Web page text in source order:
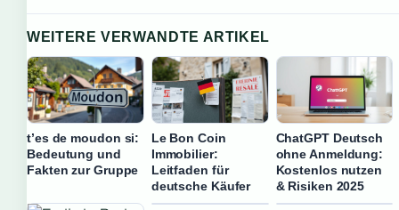
WEITERE VERWANDTE ARTIKEL
t’es de moudon si:
Bedeutung und
Fakten zur Gruppe
Le Bon Coin
Immobilier:
Leitfaden für
deutsche Käufer
ChatGPT Deutsch
ohne Anmeldung:
Kostenlos nutzen
& Risiken 2025